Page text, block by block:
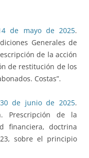
de mayo de 2025.
Generales de
de la acción
de restitución de los
Costas”.
30 de junio de 2025.
Prescripción de la
financiera, doctrina
sobre el principio